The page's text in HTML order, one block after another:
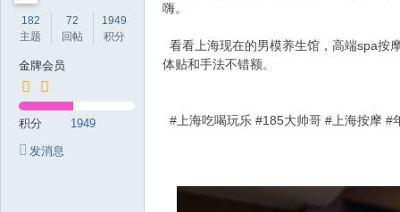
182
主题
72
回帖
1949
积分
金牌会员
积分 1949
发消息
嗨。
看看上海现在的男模养生馆，高端spa按
体贴和手法不错额。
#上海吃喝玩乐 #185大帅哥 #上海按摩 #